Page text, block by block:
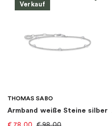
Produkt
Varianten
auf
der
Verkauf
THOMAS SABO
Armband weiße Steine silber